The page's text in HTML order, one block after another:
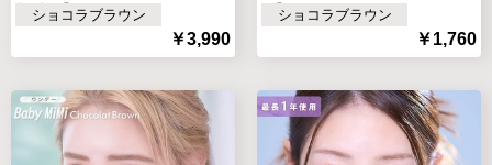
枚ずつ)】
ショコラブラウン
￥3,990
り】ショコラブラウン
￥1,760